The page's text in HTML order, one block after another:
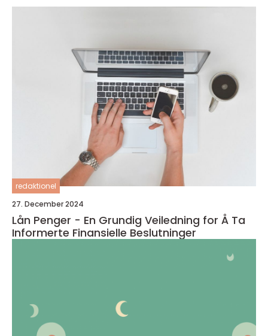
redaktionel
27. December 2024
Lån Penger - En Grundig Veiledning for Å Ta
Informerte Finansielle Beslutninger